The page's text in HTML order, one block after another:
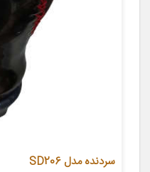
سردنده مدل SD206